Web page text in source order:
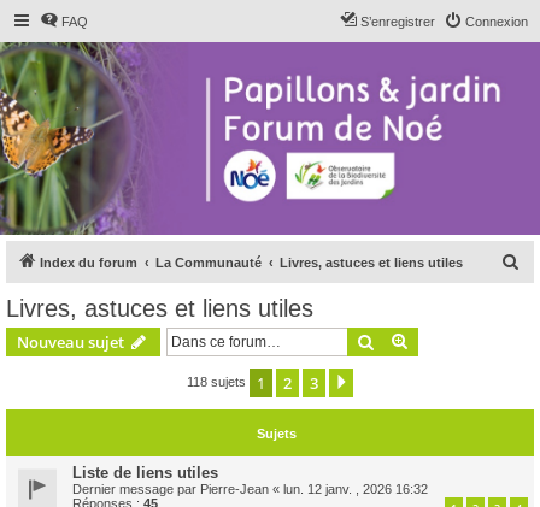
FAQ Connexion
S’enregistrer
Index du forum La Communauté Livres, astuces et liens utiles
Livres, astuces et liens utiles
Nouveau sujet Rechercher
118 sujets 1 2 3
Sujets
Liste de liens utiles
Dernier message par Pierre-Jean « lun. 12 janv. , 2026 16:32
Réponses : 45